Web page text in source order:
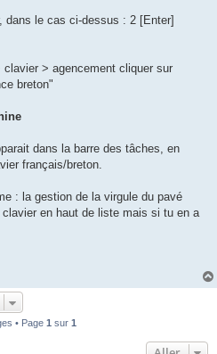
dans le cas ci-dessus : 2 [Enter]
> agencement cliquer sur
breton"
dans la barre des tâches, en
français/breton.
: la gestion de la virgule du pavé
en haut de liste mais si tu en a
• Page 1 sur 1